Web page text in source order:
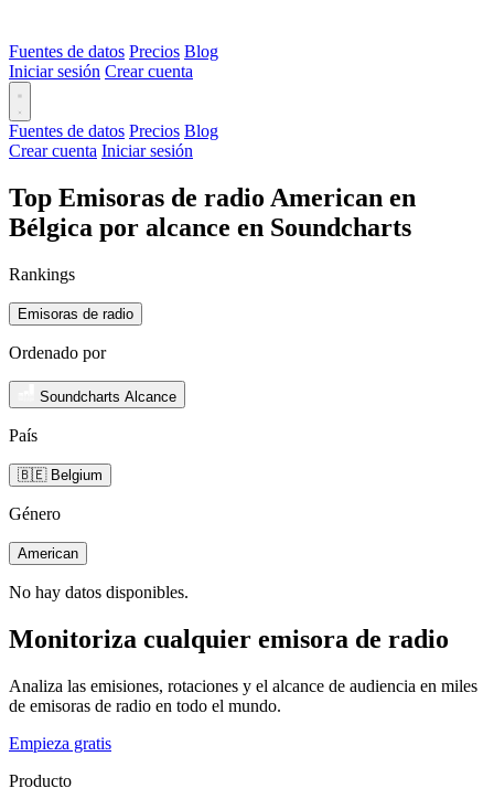
Fuentes de datos Precios Blog
Iniciar sesión Crear cuenta
Fuentes de datos Precios Blog
Crear cuenta Iniciar sesión
Top Emisoras de radio American en
Bélgica por alcance en Soundcharts
Rankings
Emisoras de radio
Ordenado por
Soundcharts Alcance
País
🇧🇪 Belgium
Género
American
No hay datos disponibles.
Monitoriza cualquier emisora de radio
Analiza las emisiones, rotaciones y el alcance de audiencia en miles
de emisoras de radio en todo el mundo.
Empieza gratis
Producto